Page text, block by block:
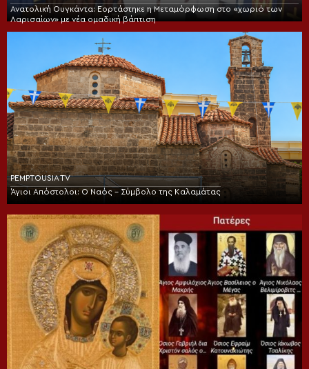
Ανατολική Ουγκάντα: Εορτάστηκε η Μεταμόρφωση στο «χωριό των
Λαρισαίων» με νέα ομαδική βάπτιση
PEMPTOUSIA TV
Άγιοι Απόστολοι: Ο Ναός – Σύμβολο της Καλαμάτας